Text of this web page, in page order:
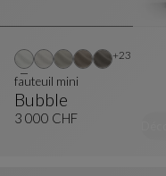
Bubble
Fauteuil Mini
Voir La Description
fauteuil mini
3 000 CHF
+23Autres